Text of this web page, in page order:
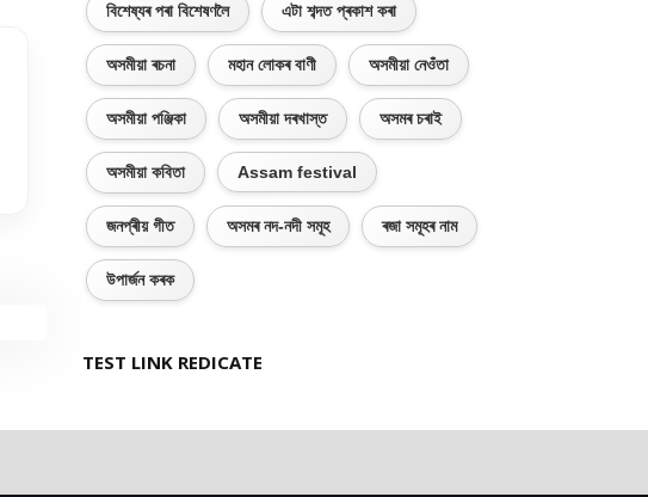
বিশেষ্যৰ পৰা বিশেষণলৈ এটা শব্দত প্ৰকাশ কৰা
অসমীয়া ৰচনা মহান লোকৰ বাণী অসমীয়া নেওঁতা
অসমীয়া পঞ্জিকা অসমীয়া দৰখাস্ত অসমৰ চৰাই
অসমীয়া কবিতা Assam festival
জনপ্ৰীয় গীত অসমৰ নদ-নদী সমূহ ৰজা সমূহৰ নাম
উপাৰ্জন কৰক
TEST LINK REDICATE